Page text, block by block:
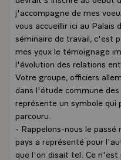
j'accompagne de mes
vous accueillir ici au Palais
séminaire de travail, c'est
mes yeux le témoignage
l'évolution des relations
Votre groupe, officiers
dans l'étude commune
représente un symbole qui
parcouru.
- Rappelons-nous le passé
pays a représenté pour
que l'on disait tel. Ce n'est